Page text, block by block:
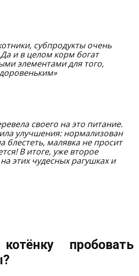
субпродукты очень
и в целом корм богат
элементами для того,
своего на это питание.
улучшения: нормализован
блестеть, малявка не просит
В итоге, уже второе
этих чудесных рагушках и
пробовать